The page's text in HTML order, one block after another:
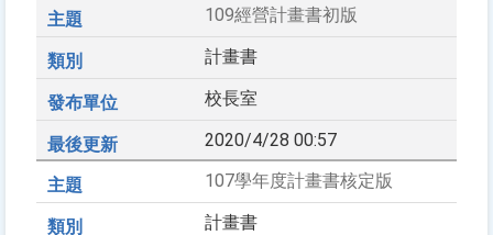
109經營計畫書初版
計畫書
校長室
2020/4/28 00:57
107學年度計畫書核定版
計畫書